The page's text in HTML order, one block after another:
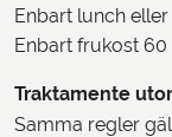
Enbart lunch
Enbart frukost 60
Traktamente
Samma regler